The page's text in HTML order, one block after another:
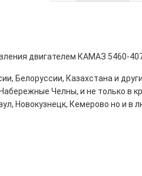
двигателем КАМАЗ 5460-
Белоруссии, Казахстана и
Челны, и не только в
Новокузнецк, Кемерово но и в